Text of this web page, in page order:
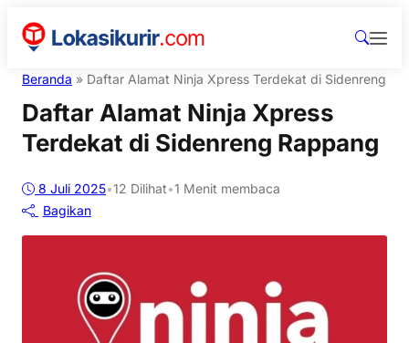
Beranda » Daftar Alamat Ninja Xpress Terdekat di Sidenreng
Daftar Alamat Ninja Xpress
Terdekat di Sidenreng Rappang
8 Juli 2025•12 Dilihat•1 Menit membaca
Bagikan